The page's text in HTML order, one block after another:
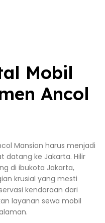
Mobil
Ancol
Mansion harus menjadi
datang ke Jakarta. Hilir
di ibukota Jakarta,
krusial yang mesti
kendaraan dari
layanan sewa mobil